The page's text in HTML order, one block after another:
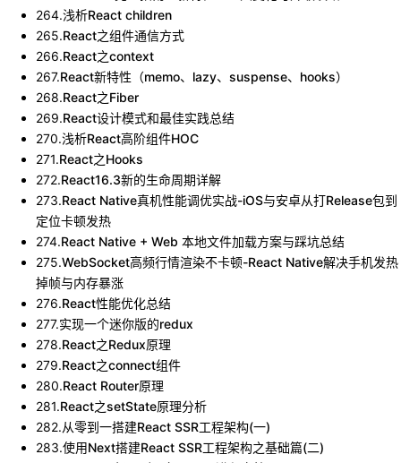
264.浅析React children
265.React之组件通信方式
266.React之context
267.React新特性（memo、lazy、suspense、hooks）
268.React之Fiber
269.React设计模式和最佳实践总结
270.浅析React高阶组件HOC
271.React之Hooks
272.React16.3新的生命周期详解
273.React Native真机性能调优实战-iOS与安卓从打Release包到
定位卡顿发热
274.React Native + Web 本地文件加载方案与踩坑总结
275.WebSocket高频行情渲染不卡顿-React Native解决手机发热
掉帧与内存暴涨
276.React性能优化总结
277.实现一个迷你版的redux
278.React之Redux原理
279.React之connect组件
280.React Router原理
281.React之setState原理分析
282.从零到一搭建React SSR工程架构(一)
283.使用Next搭建React SSR工程架构之基础篇(二)